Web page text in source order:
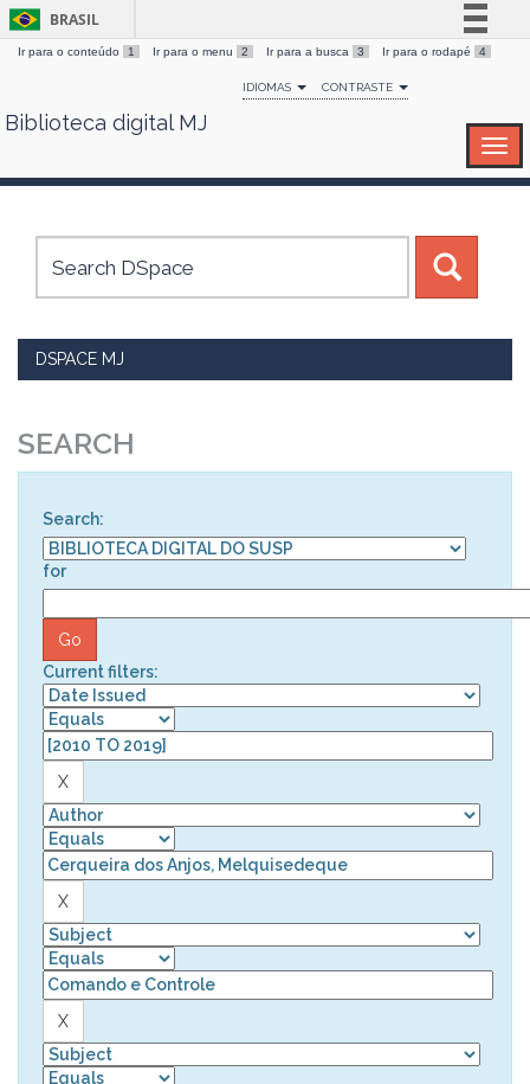
Skip
BRASIL
Simplifique!
Comunica BR
Canais
Ir para o conteúdo 1 Ir para o menu 2 Ir para a busca 3 Ir para o rodapé 4
IDIOMAS CONTRASTE
Biblioteca digital MJ
DSPACE MJ
SEARCH
Search:
for
Current filters: